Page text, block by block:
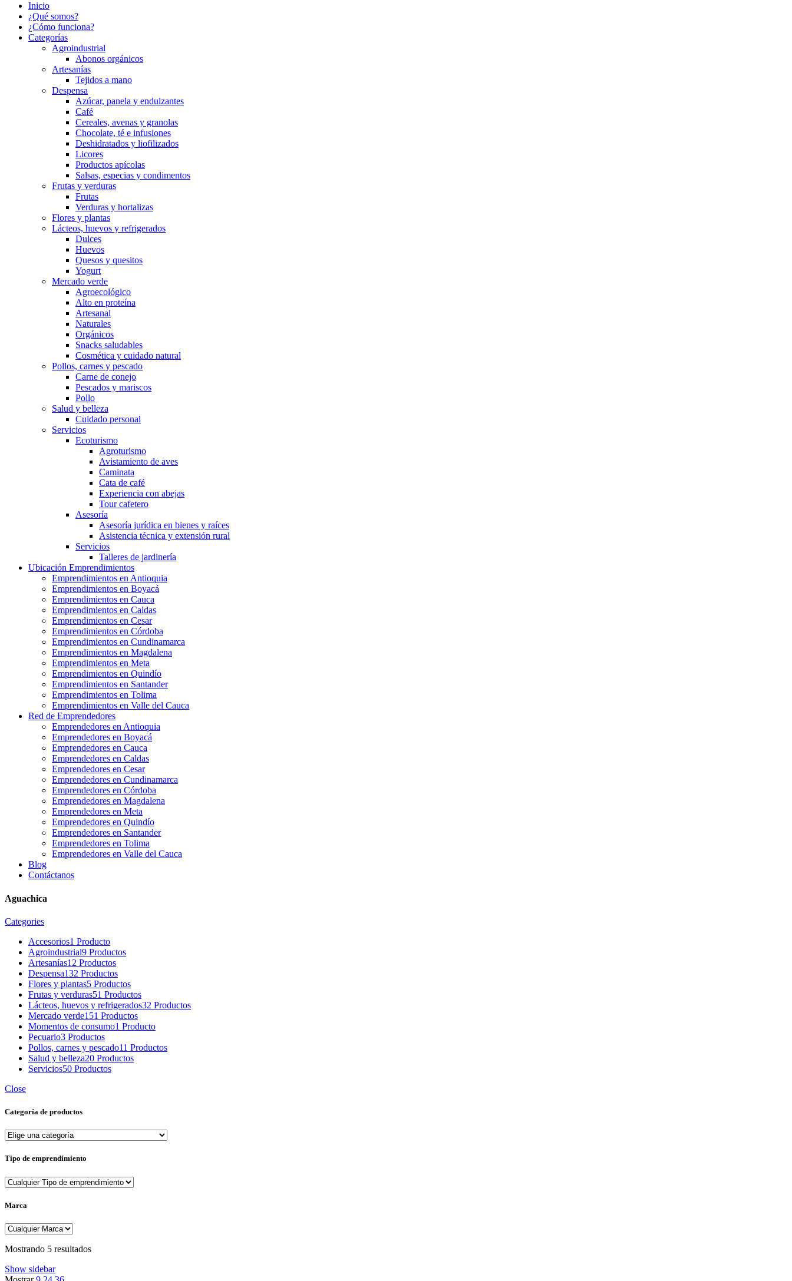
Inicio
¿Qué somos?
¿Cómo funciona?
Categorías
Agroindustrial
Abonos orgánicos
Artesanías
Tejidos a mano
Despensa
Azúcar, panela y endulzantes
Café
Cereales, avenas y granolas
Chocolate, té e infusiones
Deshidratados y liofilizados
Licores
Productos apícolas
Salsas, especias y condimentos
Frutas y verduras
Frutas
Verduras y hortalizas
Flores y plantas
Lácteos, huevos y refrigerados
Dulces
Huevos
Quesos y quesitos
Yogurt
Mercado verde
Agroecológico
Alto en proteína
Artesanal
Naturales
Orgánicos
Snacks saludables
Cosmética y cuidado natural
Pollos, carnes y pescado
Carne de conejo
Pescados y mariscos
Pollo
Salud y belleza
Cuidado personal
Servicios
Ecoturismo
Agroturismo
Avistamiento de aves
Caminata
Cata de café
Experiencia con abejas
Tour cafetero
Asesoría
Asesoría jurídica en bienes y raíces
Asistencia técnica y extensión rural
Servicios
Talleres de jardinería
Ubicación Emprendimientos
Emprendimientos en Antioquia
Emprendimientos en Boyacá
Emprendimientos en Cauca
Emprendimientos en Caldas
Emprendimientos en Cesar
Emprendimientos en Córdoba
Emprendimientos en Cundinamarca
Emprendimientos en Magdalena
Emprendimientos en Meta
Emprendimientos en Quindío
Emprendimientos en Santander
Emprendimientos en Tolima
Emprendimientos en Valle del Cauca
Red de Emprendedores
Emprendedores en Antioquia
Emprendedores en Boyacá
Emprendedores en Cauca
Emprendedores en Caldas
Emprendedores en Cesar
Emprendedores en Cundinamarca
Emprendedores en Córdoba
Emprendedores en Magdalena
Emprendedores en Meta
Emprendedores en Quindío
Emprendedores en Santander
Emprendedores en Tolima
Emprendedores en Valle del Cauca
Blog
Contáctanos
Aguachica
Categories
Accesorios1 Producto
Agroindustrial9 Productos
Artesanías12 Productos
Despensa132 Productos
Flores y plantas5 Productos
Frutas y verduras51 Productos
Lácteos, huevos y refrigerados32 Productos
Mercado verde151 Productos
Momentos de consumo1 Producto
Pecuario3 Productos
Pollos, carnes y pescado11 Productos
Salud y belleza20 Productos
Servicios50 Productos
Close
Categoría de productos
Tipo de emprendimiento
Marca
Mostrando 5 resultadosSorted
Show sidebar